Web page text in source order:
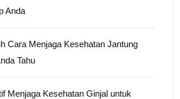
Anda
Cara Menjaga Kesehatan Jantung
Tahu
Menjaga Kesehatan Ginjal untuk